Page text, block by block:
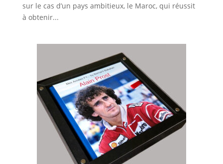
sur le cas d’un pays ambitieux, le Maroc, qui réussit
à obtenir...